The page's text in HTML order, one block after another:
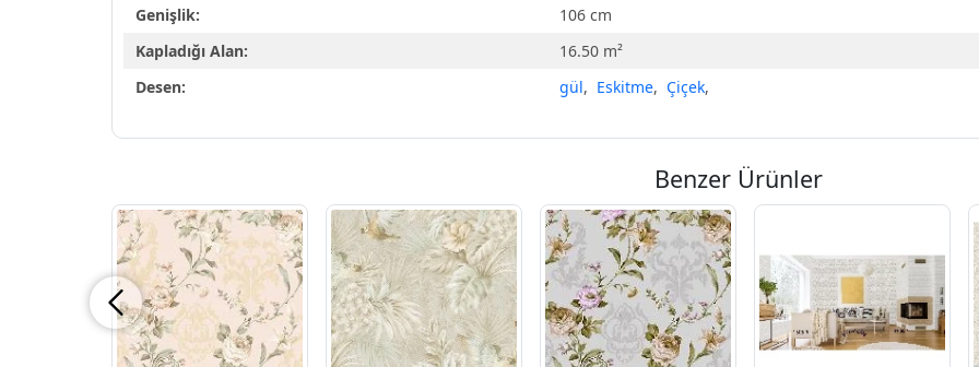
Genişlik:
106 cm
Kapladığı Alan:
16.50 m²
Desen:
gül, Eskitme, Çiçek,
Benzer Ürünler